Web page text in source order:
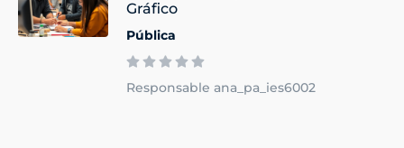
Gráfico
Pública
Responsable ana_pa_ies6002